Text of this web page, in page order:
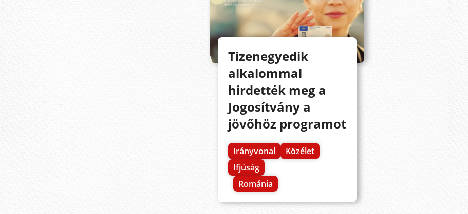
Tizenegyedik
alkalommal
hirdették meg a
Jogosítvány a
jövőhöz programot
Irányvonal
Közélet
Ifjúság
Románia